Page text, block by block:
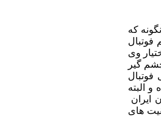
که
فوتبال
وی
گیر
فوتبال
البته
ایران
های